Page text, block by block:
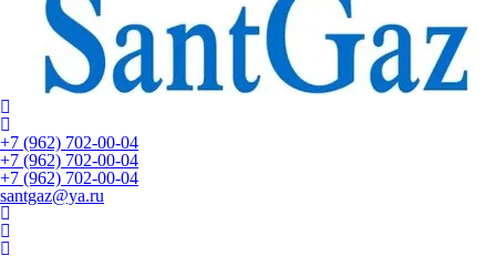
+7 (962) 702-00-04
+7 (962) 702-00-04
+7 (962) 702-00-04
santgaz@ya.ru